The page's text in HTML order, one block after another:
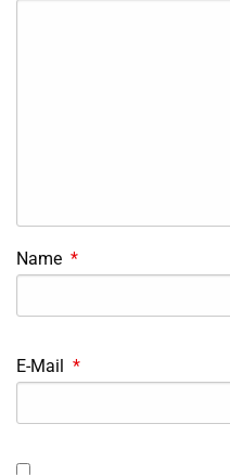
Name *
E-Mail *